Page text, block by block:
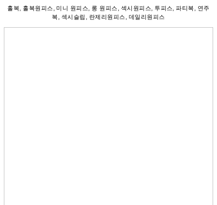
홀복, 홀복원피스, 미니 원피스, 롱 원피스, 섹시원피스, 투피스, 파티복, 연주
복, 섹시슬립, 란제리원피스, 데일리원피스